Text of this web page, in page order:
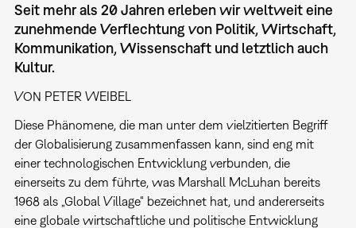
Seit mehr als 20 Jahren erleben wir weltweit eine
zunehmende Verflechtung von Politik, Wirtschaft,
Kommunikation, Wissenschaft und letztlich auch
Kultur.
VON PETER WEIBEL
Diese Phänomene, die man unter dem vielzitierten Begriff
der Globalisierung zusammenfassen kann, sind eng mit
einer technologischen Entwicklung verbunden, die
einerseits zu dem führte, was Marshall McLuhan bereits
1968 als „Global Village“ bezeichnet hat, und andererseits
eine globale wirtschaftliche und politische Entwicklung